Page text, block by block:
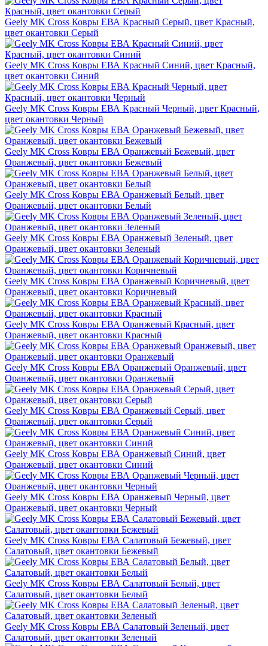
Geely MK Cross Ковры ЕВА Красный Серый, цвет Красный,
цвет окантовки Серый
Geely MK Cross Ковры ЕВА Красный Синий, цвет Красный,
цвет окантовки Синий
Geely MK Cross Ковры ЕВА Красный Черный, цвет Красный,
цвет окантовки Черный
Geely MK Cross Ковры ЕВА Оранжевый Бежевый, цвет
Оранжевый, цвет окантовки Бежевый
Geely MK Cross Ковры ЕВА Оранжевый Белый, цвет
Оранжевый, цвет окантовки Белый
Geely MK Cross Ковры ЕВА Оранжевый Зеленый, цвет
Оранжевый, цвет окантовки Зеленый
Geely MK Cross Ковры ЕВА Оранжевый Коричневый, цвет
Оранжевый, цвет окантовки Коричневый
Geely MK Cross Ковры ЕВА Оранжевый Красный, цвет
Оранжевый, цвет окантовки Красный
Geely MK Cross Ковры ЕВА Оранжевый Оранжевый, цвет
Оранжевый, цвет окантовки Оранжевый
Geely MK Cross Ковры ЕВА Оранжевый Серый, цвет
Оранжевый, цвет окантовки Серый
Geely MK Cross Ковры ЕВА Оранжевый Синий, цвет
Оранжевый, цвет окантовки Синий
Geely MK Cross Ковры ЕВА Оранжевый Черный, цвет
Оранжевый, цвет окантовки Черный
Geely MK Cross Ковры ЕВА Салатовый Бежевый, цвет
Салатовый, цвет окантовки Бежевый
Geely MK Cross Ковры ЕВА Салатовый Белый, цвет
Салатовый, цвет окантовки Белый
Geely MK Cross Ковры ЕВА Салатовый Зеленый, цвет
Салатовый, цвет окантовки Зеленый